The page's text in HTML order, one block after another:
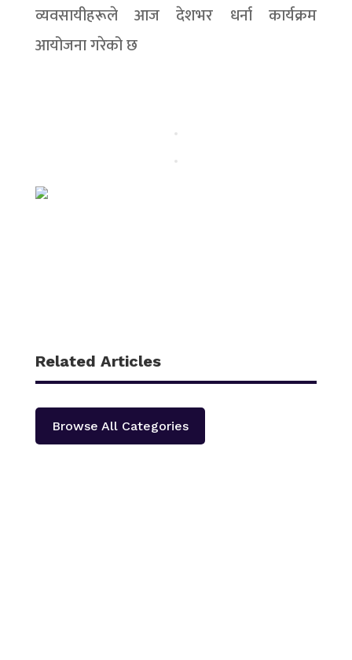
व्यवसायीहरूले आज देशभर धर्ना कार्यक्रम
आयोजना गरेको छ
Related Articles
Browse All Categories